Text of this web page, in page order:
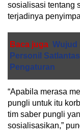
sosialisasi tentang
terjadinya
Baca juga Wujud
Personil
Pengaturan
“Apabila merasa
pungli untuk itu
tim saber pungli
sosialisasikan,”